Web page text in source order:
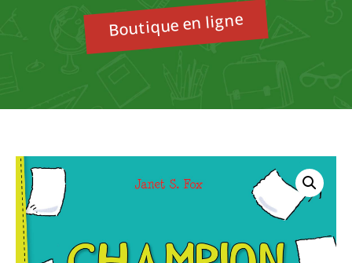
Boutique en ligne